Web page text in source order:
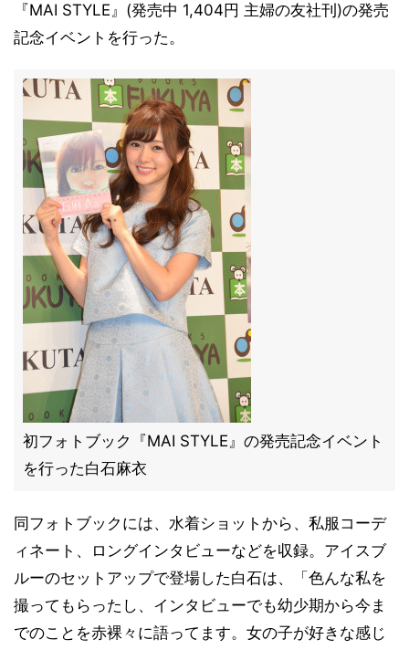
『MAI STYLE』(発売中 1,404円 主婦の友社刊)の発売
記念イベントを行った。
初フォトブック『MAI STYLE』の発売記念イベント
を行った白石麻衣
同フォトブックには、水着ショットから、私服コーデ
ィネート、ロングインタビューなどを収録。アイスブ
ルーのセットアップで登場した白石は、「色んな私を
撮ってもらったし、インタビューでも幼少期から今ま
でのことを赤裸々に語ってます。女の子が好きな感じ